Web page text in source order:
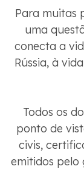
Para muitas
uma
conecta a
Rússia, à
Todos os
ponto de
civis,
emitidos pelo